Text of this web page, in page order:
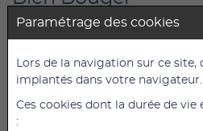
Pilates
Chaussettes
Tavi Noir Maddie
Réf. : T03425TWB
Paramétrage des cookies
Lors de la navigation sur ce site,
implantés dans votre navigateur.
Ces cookies dont la durée de
: